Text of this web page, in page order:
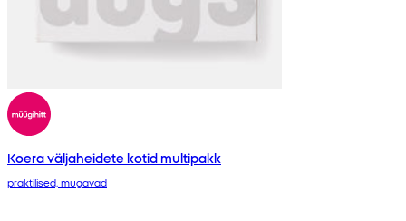
Koera väljaheidete kotid multipakk
praktilised, mugavad